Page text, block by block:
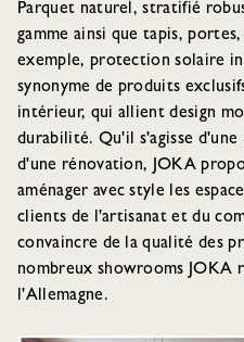
Parquet naturel, stratifié
gamme ainsi que tapis,
exemple, protection solaire
synonyme de produits
intérieur, qui allient design
durabilité. Qu'il s'agisse
d'une rénovation, JOKA
aménager avec style les
clients de l'artisanat et du
convaincre de la qualité des
nombreux showrooms JOKA
l'Allemagne.